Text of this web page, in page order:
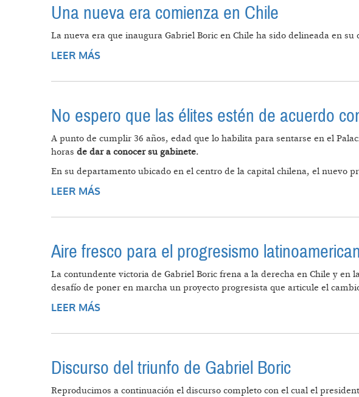
Una nueva era comienza en Chile
La nueva era que inaugura Gabriel Boric en Chile ha sido delineada en
LEER MÁS
No espero que las élites estén de acuerdo
A punto de cumplir 36 años, edad que lo habilita para sentarse en el
horas de dar a conocer su gabinete.
En su departamento ubicado en el centro de la capital chilena, el nuevo
LEER MÁS
Aire fresco para el progresismo
La contundente victoria de Gabriel Boric frena a la derecha en Chile y
desafío de poner en marcha un proyecto progresista que articule el
LEER MÁS
Discurso del triunfo de Gabriel Boric
Reproducimos a continuación el discurso completo con el cual el